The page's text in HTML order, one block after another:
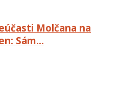
Molčana na
Sám…